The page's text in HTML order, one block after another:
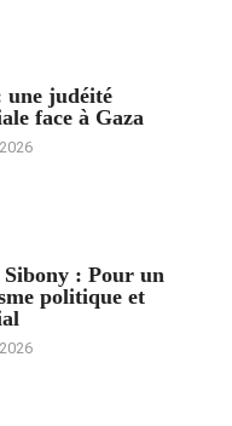
une judéité
face à Gaza
: Pour un
politique et